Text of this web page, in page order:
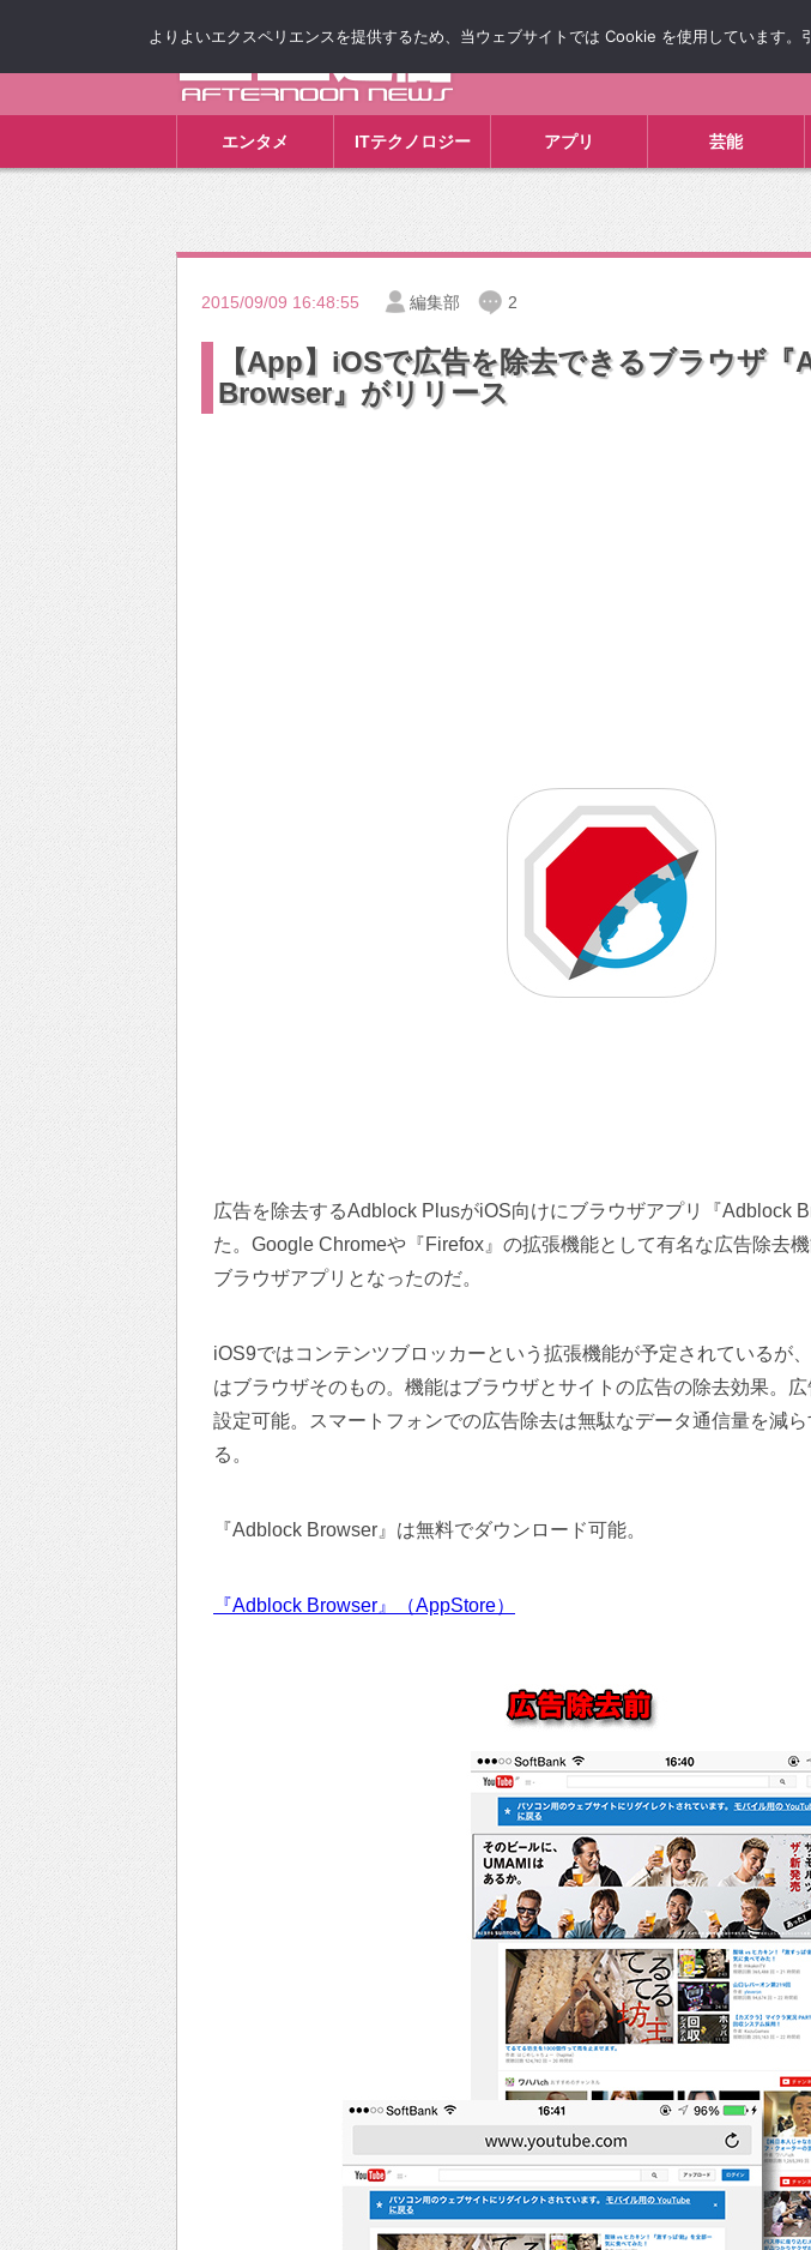
エンタメ ITテクノロジー アプリ 芸能
2015/09/09 16:48:55 編集部 2
【App】iOSで広告を除去できるブラウザ
Browser』がリリース
広告を除去するAdblock PlusがiOS向けにブラウザアプリ『Adblock
た。Google Chromeや『Firefox』の拡張機能として有名な広告除去
ブラウザアプリとなったのだ。
iOS9ではコンテンツブロッカーという拡張機能が予定されているが
はブラウザそのもの。機能はブラウザとサイトの広告の除去効果。
設定可能。スマートフォンでの広告除去は無駄なデータ通信量を減
る。
『Adblock Browser』は無料でダウンロード可能。
『Adblock Browser』（AppStore）
よりよいエクスペリエンスを提供するため、当ウェブサイトでは Cookie を使用しています